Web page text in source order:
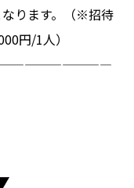
ります。（※招待
円/1人）